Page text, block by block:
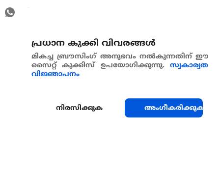
പ്രധാന കുക്കി വിവരങ്ങള്‍
മികച്ച ബ്രൗസിംഗ് അനുഭവം നൽകുന്നതിന് ഈ
സൈറ്റ് കുക്കിസ് ഉപയോഗിക്കുന്നു. സ്വകാര്യത
വിജ്ഞാപനം
നിരസിക്കുക അംഗീകരിക്കുക